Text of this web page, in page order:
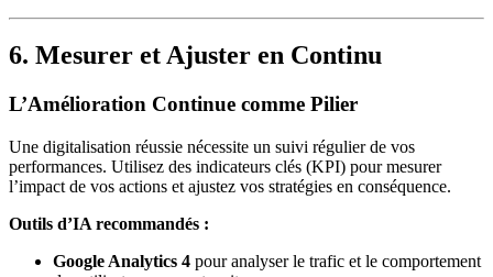
6. Mesurer et Ajuster en Continu
L’Amélioration Continue comme Pilier
Une digitalisation réussie nécessite un suivi régulier de vos
performances. Utilisez des indicateurs clés (KPI) pour mesurer
l’impact de vos actions et ajustez vos stratégies en conséquence.
Outils d’IA recommandés :
Google Analytics 4 pour analyser le trafic et le comportement